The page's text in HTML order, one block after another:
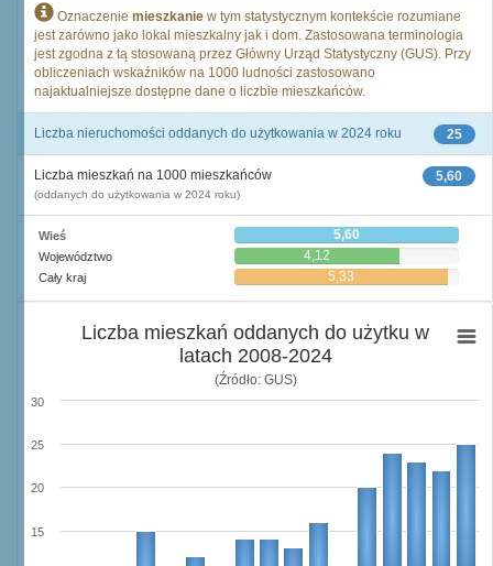
Oznaczenie mieszkanie w tym statystycznym kontekście rozumiane
jest zarówno jako lokal mieszkalny jak i dom. Zastosowana terminologia
jest zgodna z tą stosowaną przez Główny Urząd Statystyczny (GUS). Przy
obliczeniach wskaźników na 1000 ludności zastosowano
najaktualniejsze dostępne dane o liczbie mieszkańców.
25
Liczba nieruchomości oddanych do użytkowania w 2024 roku
5,60
Liczba mieszkań na 1000 mieszkańców
(oddanych do użytkowania w 2024 roku)
Wieś 5,60
Województwo 4,12
Cały kraj 5,33
Liczba mieszkań oddanych do użytku w
latach 2008-2024
(Źródło: GUS)
15
20
25
30